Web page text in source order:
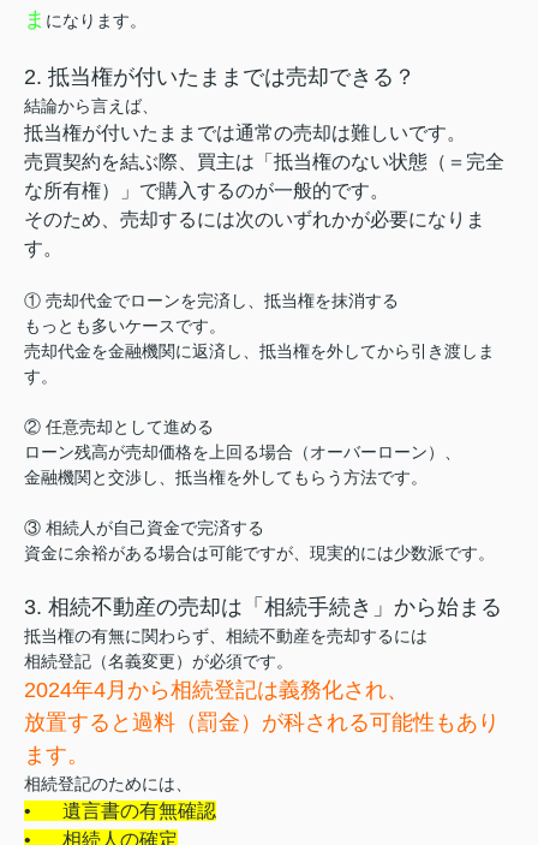
ま になります。
2. 抵当権が付いたままでは売却できる？
結論から言えば、
抵当権が付いたままでは通常の売却は難しいです。
売買契約を結ぶ際、買主は「抵当権のない状態（＝完全
な所有権）」で購入するのが一般的です。
そのため、売却するには次のいずれかが必要になりま
す。
① 売却代金でローンを完済し、抵当権を抹消する
もっとも多いケースです。
売却代金を金融機関に返済し、抵当権を外してから引き渡しま
す。
② 任意売却として進める
ローン残高が売却価格を上回る場合（オーバーローン）、
金融機関と交渉し、抵当権を外してもらう方法です。
③ 相続人が自己資金で完済する
資金に余裕がある場合は可能ですが、現実的には少数派です。
3. 相続不動産の売却は「相続手続き」から始まる
抵当権の有無に関わらず、相続不動産を売却するには
相続登記（名義変更）が必須です。
2024年4月から相続登記は義務化され、
放置すると過料（罰金）が科される可能性もあり
ます。
相続登記のためには、
•
遺言書の有無確認
•
相続人の確定